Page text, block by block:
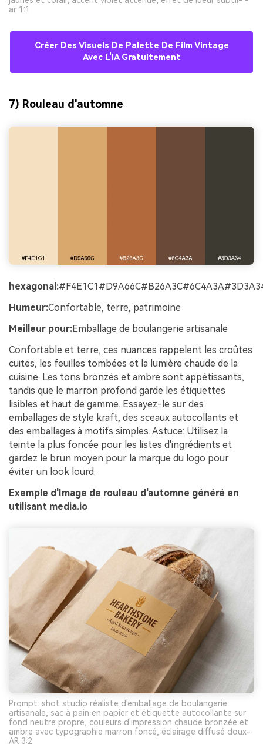
ar 1:1
Créer Des Visuels De Palette De Film Vintage
Avec L'IA Gratuitement
7) Rouleau d'automne
hexagonal:
Humeur:Confortable, terre, patrimoine
Meilleur pour:Emballage de boulangerie artisanale
Confortable et terre, ces nuances rappelent les croûtes
cuites, les feuilles tombées et la lumière chaude de la
cuisine. Les tons bronzés et ambre sont appétissants,
tandis que le marron profond garde les étiquettes
lisibles et haut de gamme. Essayez-le sur des
emballages de style kraft, des sceaux autocollants et
des emballages à motifs simples. Astuce: Utilisez la
teinte la plus foncée pour les listes d'ingrédients et
gardez le brun moyen pour la marque du logo pour
éviter un look lourd.
Exemple d'Image de rouleau d'automne généré en
utilisant media.io
Prompt: shot studio réaliste d'emballage de boulangerie
artisanale, sac à pain en papier et étiquette autocollante sur
fond neutre propre, couleurs d'impression chaude bronzée et
ambre avec typographie marron foncé, éclairage diffusé doux-
AR 3:2